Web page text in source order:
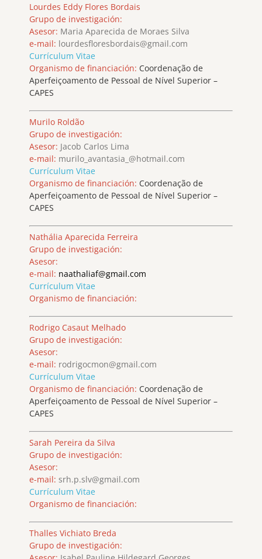
Lourdes Eddy Flores Bordais
Grupo de investigación:
Asesor: Maria Aparecida de Moraes Silva
e-mail: lourdesfloresbordais@gmail.com
Currículum Vitae
Organismo de financiación: Coordenação de
Aperfeiçoamento de Pessoal de Nível Superior –
CAPES
Murilo Roldão
Grupo de investigación:
Asesor: Jacob Carlos Lima
e-mail: murilo_avantasia_@hotmail.com
Currículum Vitae
Organismo de financiación: Coordenação de
Aperfeiçoamento de Pessoal de Nível Superior –
CAPES
Nathália Aparecida Ferreira
Grupo de investigación:
Asesor:
e-mail: naathaliaf@gmail.com
Currículum Vitae
Organismo de financiación:
Rodrigo Casaut Melhado
Grupo de investigación:
Asesor:
e-mail: rodrigocmon@gmail.com
Currículum Vitae
Organismo de financiación: Coordenação de
Aperfeiçoamento de Pessoal de Nível Superior –
CAPES
Sarah Pereira da Silva
Grupo de investigación:
Asesor:
e-mail: srh.p.slv@gmail.com
Currículum Vitae
Organismo de financiación:
Thalles Vichiato Breda
Grupo de investigación: